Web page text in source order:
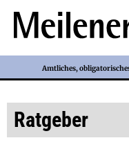
Amtliches,
Ratgeber